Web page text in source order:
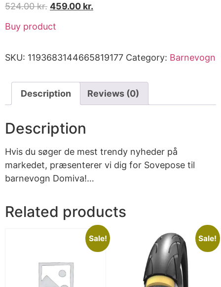
524.00kr. 459.00 kr.
Buy product
SKU: 1193683144665819177 Category: Barnevogn
Description Reviews (0)
Description
Hvis du søger de mest trendy nyheder på
markedet, præsenterer vi dig for Sovepose til
barnevogn Domiva!…
Related products
Sale! Sale!